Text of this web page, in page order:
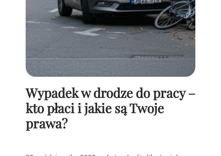
Wypadek w drodze do pracy –
kto płaci i jakie są Twoje
prawa?